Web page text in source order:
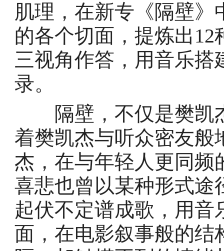
肌理，在新专《隔壁
的各个切面，提炼出
三视角作答，用音乐搭
录。
隔壁，不仅是樊凯
着樊凯杰与听众密友般
杰，在与年轻人更同频
喜悲也曾以某种形式途
起伏不定谱成歌，用
面，在电影叙事般的结